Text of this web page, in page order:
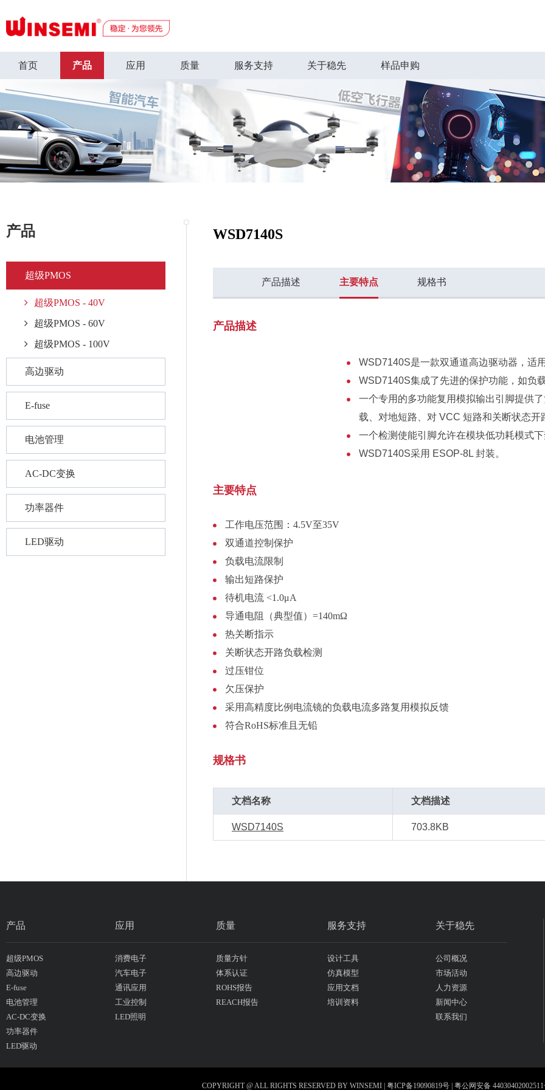
首页 产品 应用 质量 服务支持 关于稳先 样品申购
产品
超级PMOS
超级PMOS - 40V
超级PMOS - 60V
超级PMOS - 100V
高边驱动
E-fuse
电池管理
AC-DC变换
功率器件
LED驱动
WSD7140S
产品描述 主要特点 规格书
产品描述
WSD7140S是一款双通道高边驱动器，适
WSD7140S集成了先进的保护功能，如负
一个专用的多功能复用模拟输出引脚提供
载、对地短路、对 VCC 短路和关断状态开
一个检测使能引脚允许在模块低功耗模式
WSD7140S采用 ESOP-8L 封装。
主要特点
工作电压范围：4.5V至35V
双通道控制保护
负载电流限制
输出短路保护
待机电流 <1.0μA
导通电阻（典型值）=140mΩ
热关断指示
关断状态开路负载检测
过压钳位
欠压保护
采用高精度比例电流镜的负载电流多路复用模拟反馈
符合RoHS标准且无铅
规格书
文档名称 文档描述
WSD7140S 703.8KB
产品
超级PMOS
高边驱动
E-fuse
电池管理
AC-DC变换
功率器件
LED驱动
应用
消费电子
汽车电子
通讯应用
工业控制
LED照明
质量
质量方针
体系认证
ROHS报告
REACH报告
服务支持
设计工具
仿真模型
应用文档
培训资料
关于稳先
公司概况
市场活动
人力资源
新闻中心
联系我们
COPYRIGHT @ ALL RIGHTS RESERVED BY WINSEMI | 粤ICP备19090819号| 粤公网安备